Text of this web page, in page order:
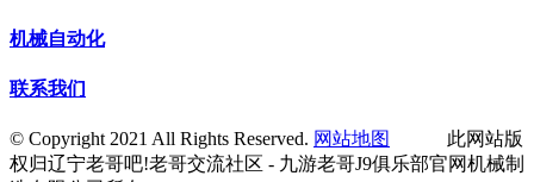
机械自动化
联系我们
© Copyright 2021 All Rights Reserved. 网站地图
此网站版
权归辽宁老哥吧!老哥交流社区 - 九游老哥J9俱乐部官网机械制